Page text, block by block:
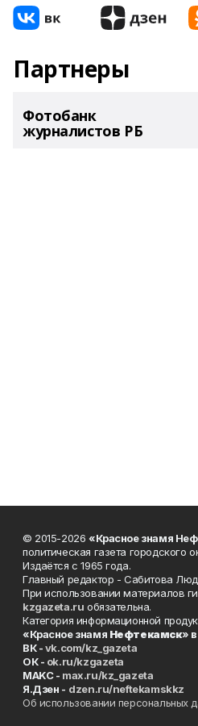
Партнеры
Фотобанк
журналистов РБ
© 2015-2026 «Красное знамя
политическая газета городского
Издаётся с 1965 года.
Главный редактор - Сабитова
При использовании материалов
kzgazeta.ru обязательна.
Категория информационной
«Красное знамя Нефтекамск» в
ВК -vk.com/kz_gazeta
ОК - ok.ru/kzgazeta
MAKC - max.ru/kz_gazeta
Я.Дзен - dzen.ru/neftekamskkz
Об использовании персональных